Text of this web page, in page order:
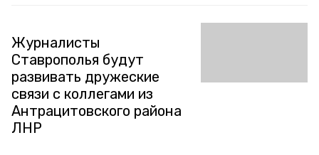
Журналисты
Ставрополья будут
развивать дружеские
связи с коллегами из
Антрацитовского района
ЛНР